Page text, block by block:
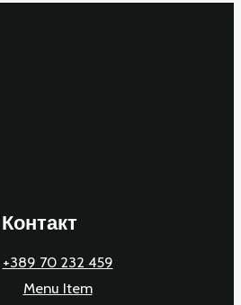
Контакт
+389 70 232 459
Menu Item